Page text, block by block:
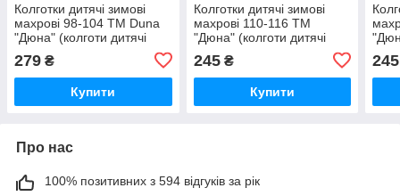
Колготки дитячі зимові
махрові 98-104 ТМ Duna
"Дюна" (колготи дитячі
махрові) 4463-1886-сірий
279 ₴
Купити
Колготки дитячі зимові
махрові 110-116 ТМ
"Дюна" (колготи дитячі
махрові) 4462-2622-джинс
245₴
Купити
245
Про нас
100% позитивних з 594 відгуків за рік